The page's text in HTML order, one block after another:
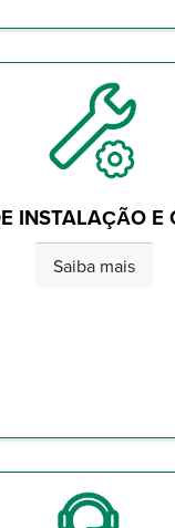
INSTALAÇÃO E
Saiba mais